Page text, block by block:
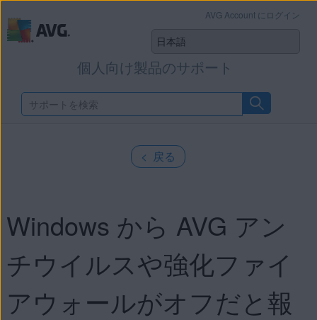
個人向け製品のサポート
AVG Account にログイン
< 戻る
Windows から AVG アン
チウイルスや強化ファイ
アウォールがオフだと報